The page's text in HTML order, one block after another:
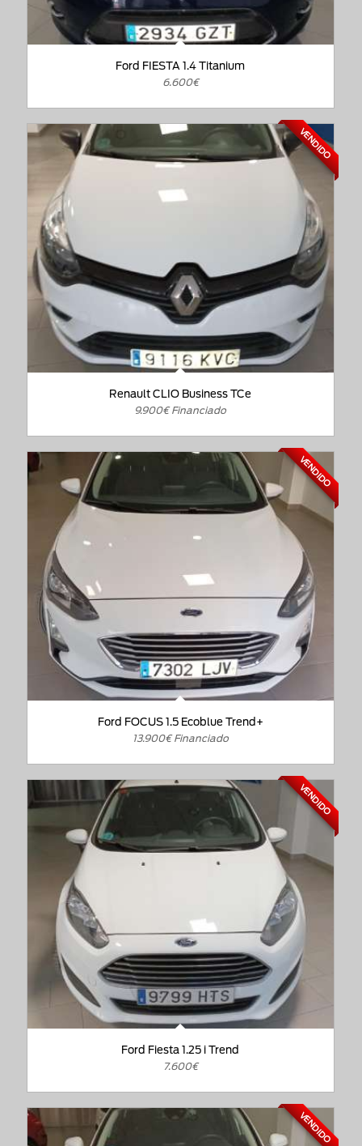
Ford FIESTA 1.4 Titanium
6.600€
Renault CLIO Business TCe
9.900€ Financiado
VENDIDO
Ford FOCUS 1.5 Ecoblue Trend+
13.900€ Financiado
VENDIDO
Ford Fiesta 1.25 i Trend
7.600€
VENDIDO
VENDIDO